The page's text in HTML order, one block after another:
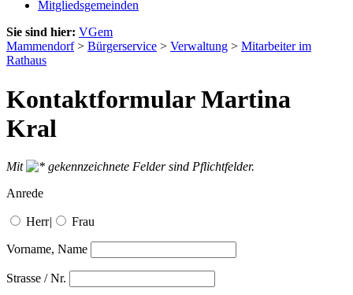
Mitgliedsgemeinden
Sie sind hier: VGem
Mammendorf> Bürgerservice > Verwaltung > Mitarbeiter im
Rathaus
Kontaktformular Martina
Kral
Mit
gekennzeichnete Felder sind Pflichtfelder.
Anrede
Herr| Frau
Vorname, Name
Strasse / Nr.